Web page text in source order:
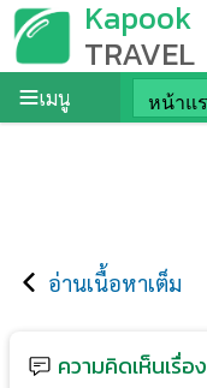
Kapook
TRAVEL
เมนู
อ่านเนื้อหาเต็ม
ความคิดเห็นเรื่อง